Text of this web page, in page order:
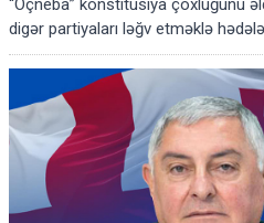
“Oçneba” konstitusiya çoxluğunu
digər partiyaları ləğv etməklə